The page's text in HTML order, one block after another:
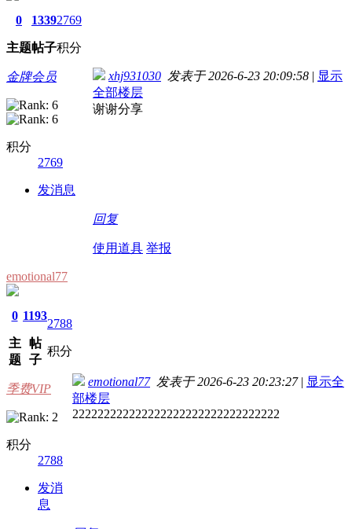
0
主题
1339
帖子
2769
积分
金牌会员
积分
2769
发消息
xhj931030 发表于 2026-6-23 20:09:58 | 显示
全部楼层
谢谢分享
回复
使用道具 举报
emotional77
0
主
题
1193
帖
子
2788
积分
季费VIP
积分
2788
发消
息
emotional77发表于 2026-6-23 20:23:27 | 显示全
部楼层
222222222222222222222222222222222